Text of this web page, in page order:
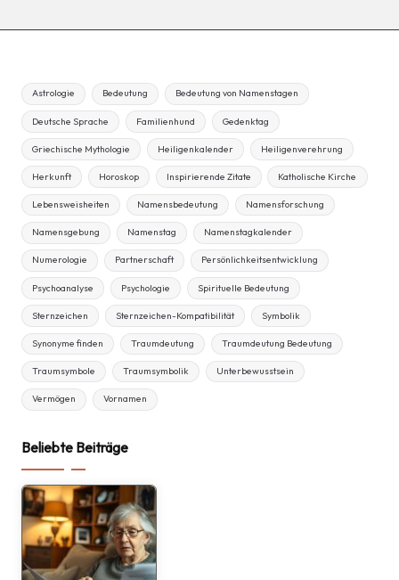
Astrologie Bedeutung Bedeutung von Namenstagen
Deutsche Sprache Familienhund Gedenktag
Griechische Mythologie Heiligenkalender Heiligenverehrung
Herkunft Horoskop Inspirierende Zitate Katholische Kirche
Lebensweisheiten Namensbedeutung Namensforschung
Namensgebung Namenstag Namenstagkalender
Numerologie Partnerschaft Persönlichkeitsentwicklung
Psychoanalyse Psychologie Spirituelle Bedeutung
Sternzeichen Sternzeichen-Kompatibilität Symbolik
Synonyme finden Traumdeutung Traumdeutung Bedeutung
Traumsymbole Traumsymbolik Unterbewusstsein
Vermögen Vornamen
Beliebte Beiträge